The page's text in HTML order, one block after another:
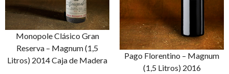
Monopole Clásico Gran
Reserva – Magnum (1,5
Litros) 2014 Caja de Madera
Pago Florentino – Magnum
(1,5 Litros) 2016